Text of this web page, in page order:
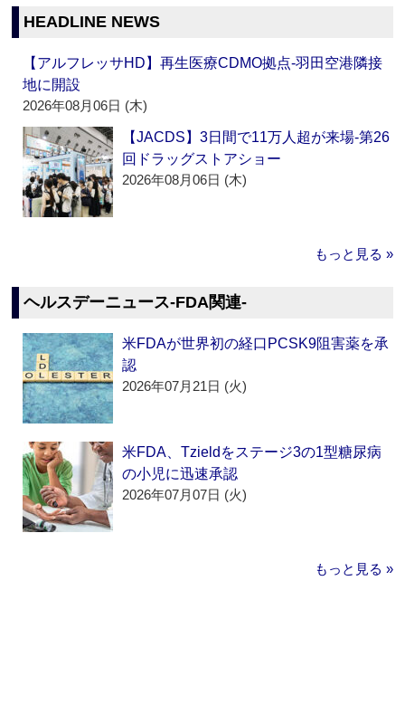
HEADLINE NEWS
【アルフレッサHD】再生医療CDMO拠点‐羽田空港隣接
地に開設
2026年08月06日 (木)
【JACDS】3日間で11万人超が来場‐第26
回ドラッグストアショー
2026年08月06日 (木)
もっと見る »
ヘルスデーニュース‐FDA関連‐
米FDAが世界初の経口PCSK9阻害薬を承
認
2026年07月21日 (火)
米FDA、Tzieldをステージ3の1型糖尿病
の小児に迅速承認
2026年07月07日 (火)
もっと見る »